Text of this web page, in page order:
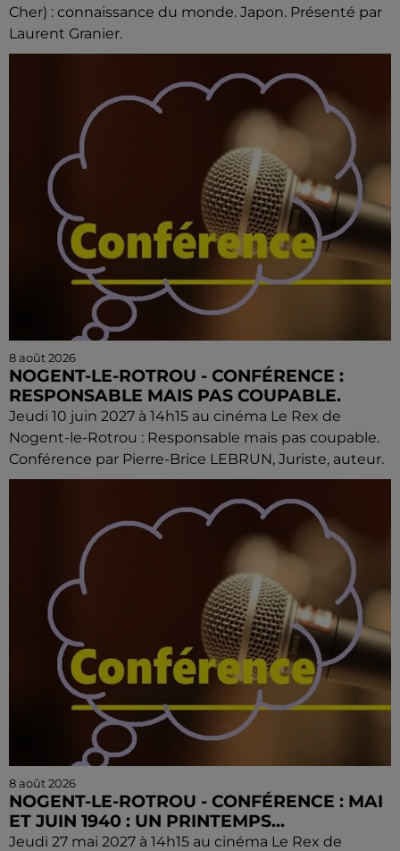
Cher) : connaissance du monde. Japon. Présenté par
Laurent Granier.
8 août 2026
NOGENT-LE-ROTROU - CONFÉRENCE :
RESPONSABLE MAIS PAS COUPABLE.
Jeudi 10 juin 2027 à 14h15 au cinéma Le Rex de
Nogent-le-Rotrou : Responsable mais pas coupable.
Conférence par Pierre-Brice LEBRUN, Juriste, auteur.
8 août 2026
NOGENT-LE-ROTROU - CONFÉRENCE : MAI
ET JUIN 1940 : UN PRINTEMPS...
Jeudi 27 mai 2027 à 14h15 au cinéma Le Rex de